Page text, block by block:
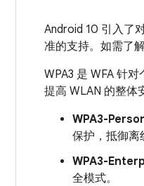
Android 10 引入了
准的支持。如需了
WPA3 是 WFA 针
提高 WLAN 的整体
WPA3-
保护，抵御离
WPA3-
全模式。